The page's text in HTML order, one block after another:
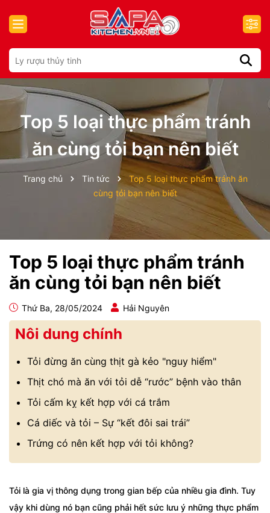
Top 5 loại thực phẩm tránh
ăn cùng tỏi bạn nên biết
Trang chủ Tin tức
Top 5 loại thực phẩm tránh ăn
cùng tỏi bạn nên biết
Top 5 loại thực phẩm tránh
ăn cùng tỏi bạn nên biết
Thứ Ba, 28/05/2024 Hải Nguyên
Nôi dung chính
Tỏi đừng ăn cùng thịt gà kẻo "nguy hiểm"
Thịt chó mà ăn với tỏi dễ “rước” bệnh vào thân
Tỏi cấm kỵ kết hợp với cá trắm
Cá diếc và tỏi – Sự “kết đôi sai trái”
Trứng có nên kết hợp với tỏi không?
Tỏi là gia vị thông dụng trong gian bếp của nhiều gia đình. Tuy
vậy khi dùng nó bạn cũng phải hết sức lưu ý những thực phẩm